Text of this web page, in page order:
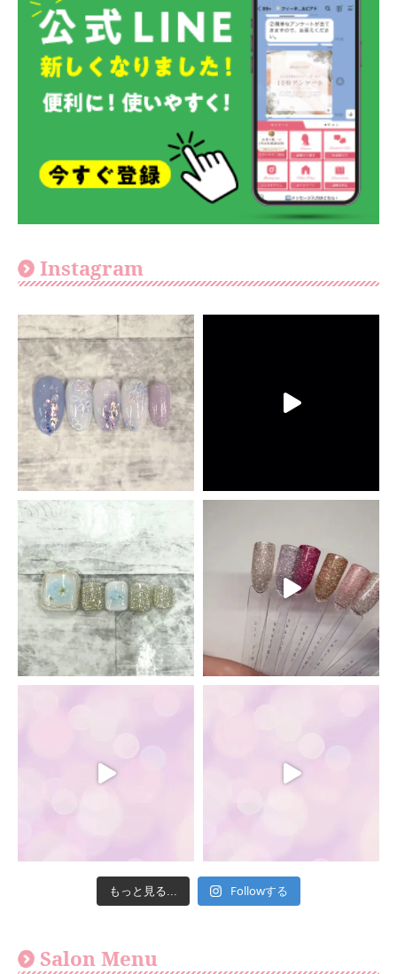
Instagram
もっと見る... Followする
Salon Menu